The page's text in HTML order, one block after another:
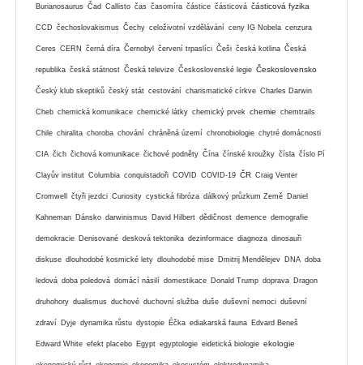
Burianosaurus Čad Callisto čas časomíra částice částicová částicová fyzika
CCD čechoslovakismus Čechy celoživotní vzdělávání ceny IG Nobela cenzura
Ceres CERN černá díra Černobyl červení trpaslíci Češi česká kotlina Česká
republika česká státnost Česká televize Československé legie Československo
Český klub skeptiků český stát cestování charismatické církve Charles Darwin
Cheb chemická komunikace chemické látky chemický prvek chemie chemtrails
Chile chiralita choroba chování chráněná území chronobiologie chytré domácnosti
CIA čich čichová komunikace čichové podněty Čína čínské kroužky čísla číslo Pí
Clayův institut Columbia conquistadoři COVID COVID-19 ČR Craig Venter
Cromwell čtyři jezdci Curiosity cystická fibróza dálkový průzkum Země Daniel
Kahneman Dánsko darwinismus David Hilbert dědičnost demence demografie
demokracie Denisované desková tektonika dezinformace diagnoza dinosauři
diskuse dlouhodobé kosmické lety dlouhodobé mise Dmitrij Mendělejev DNA doba
ledová doba poledová domácí násilí domestikace Donald Trump doprava Dragon
druhohory dualismus duchové duchovní služba duše duševní nemoci duševní
zdraví Dyje dynamika růstu dystopie Éčka ediakarská fauna Edvard Beneš
Edward White efekt placebo Egypt egyptologie eidetická biologie ekologie